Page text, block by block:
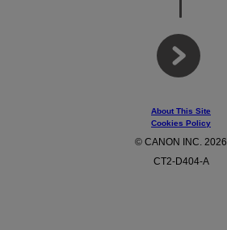
About This Site
Cookies Policy
© CANON INC. 2026
CT2-D404-A